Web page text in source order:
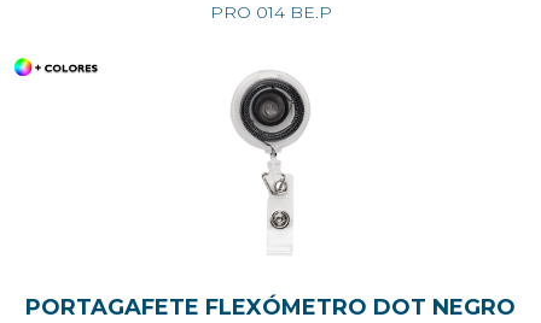
PRO 014 BE.P
PORTAGAFETE FLEXÓMETRO DOT NEGRO